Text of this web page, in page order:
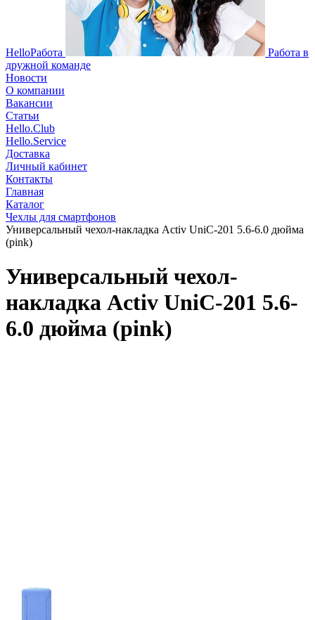
HelloРабота
Работа в
дружной команде
Новости
О компании
Вакансии
Статьи
Hello.Club
Hello.Service
Доставка
Личный кабинет
Контакты
Главная
Каталог
Чехлы для смартфонов
Универсальный чехол-накладка Activ UniC-201 5.6-6.0 дюйма
(pink)
Универсальный чехол-
накладка Activ UniC-201 5.6-
6.0 дюйма (pink)